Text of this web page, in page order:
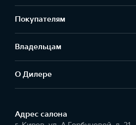
Покупателям
Владельцам
О Дилере
Адрес салонa